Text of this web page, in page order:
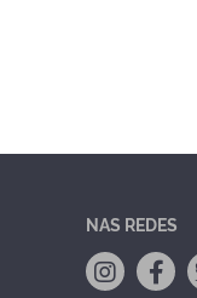
NAS REDES